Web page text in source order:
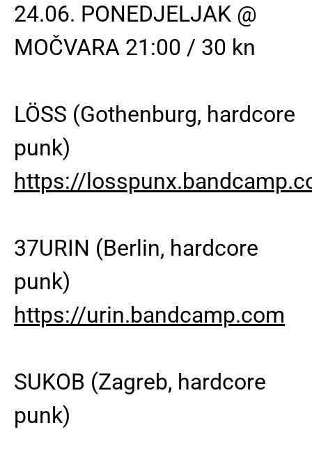
24.06. PONEDJELJAK @
MOČVARA 21:00 / 30 kn
LÖSS (Gothenburg, hardcore
punk)
https://
37URIN (Berlin, hardcore
punk)
https://urin.bandcamp.com
SUKOB (Zagreb, hardcore
punk)